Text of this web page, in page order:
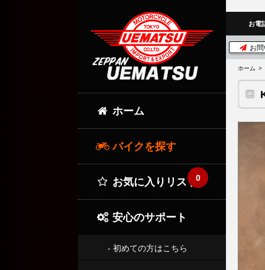
お電
お
ホーム
ホーム
バイクを探す
お気に入りリスト0
安心のサポート
- 初めての方はこちら